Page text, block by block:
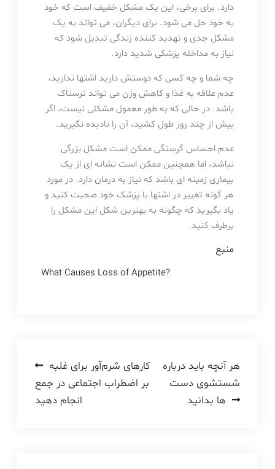
دارد. برای برخی، این یک مشکل خفیف است که خود
به خود حل می شود. برای دیگران، می تواند به یک
مشکل جدی و تهدید کننده زندگی تبدیل شود که
نیاز به مداخله پزشکی شدید دارد.
چه شما و چه کسی که دوستش دارید اشتها ندارید،
عدم علاقه به غذا و کاهش وزن می تواند ترسناک
باشد. در حالی که به طور معمول مشکلی نیست، اگر
بیش از چند روز طول کشید، آن را نادیده نگیرید.
عدم احساس گرسنگی ممکن است مشکل بزرگی
نباشد، اما همچنین ممکن است نشانه ای از یک
بیماری زمینه ای باشد که نیاز به درمان دارد. در مورد
هر گونه تغییر در اشتها با پزشک خود صحبت کنید و
یاد بگیرید که چگونه به بهترین شکل این مشکل را
برطرف کنید.
منبع
What Causes Loss of Appetite?
راهبری
نوشته
کارهای شرم‌آور برای غلبه
بر اضطراب اجتماعی در جمع
انجام دهید
هر آنچه باید درباره
شستشوی دست
ها بدانید